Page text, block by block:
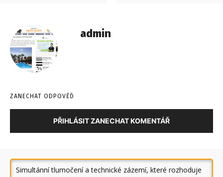
admin
ZANECHAT ODPOVĚĎ
PŘIHLÁSIT ZANECHAT KOMENTÁŘ
Simultánní tlumočení a technické zázemí, které rozhoduje